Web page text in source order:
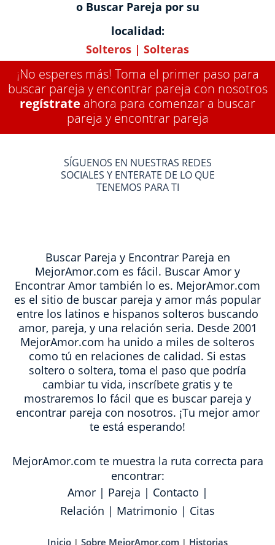
o Buscar Pareja por su
localidad:
Solteros | Solteras
¡No esperes más! Toma el primer paso para
buscar pareja y encontrar pareja con nosotros
regístrate ahora para comenzar a buscar
pareja y encontrar pareja
SÍGUENOS EN NUESTRAS REDES
SOCIALES Y ENTERATE DE LO QUE
TENEMOS PARA TI
Buscar Pareja y Encontrar Pareja en
MejorAmor.com es fácil. Buscar Amor y
Encontrar Amor también lo es. MejorAmor.com
es el sitio de buscar pareja y amor más popular
entre los latinos e hispanos solteros buscando
amor, pareja, y una relación seria. Desde 2001
MejorAmor.com ha unido a miles de solteros
como tú en relaciones de calidad. Si estas
soltero o soltera, toma el paso que podría
cambiar tu vida, inscríbete gratis y te
mostraremos lo fácil que es buscar pareja y
encontrar pareja con nosotros. ¡Tu mejor amor
te está esperando!
MejorAmor.com te muestra la ruta correcta para
encontrar:
Amor| Pareja | Contacto |
Relación | Matrimonio | Citas
Inicio | Sobre MejorAmor.com | Historias